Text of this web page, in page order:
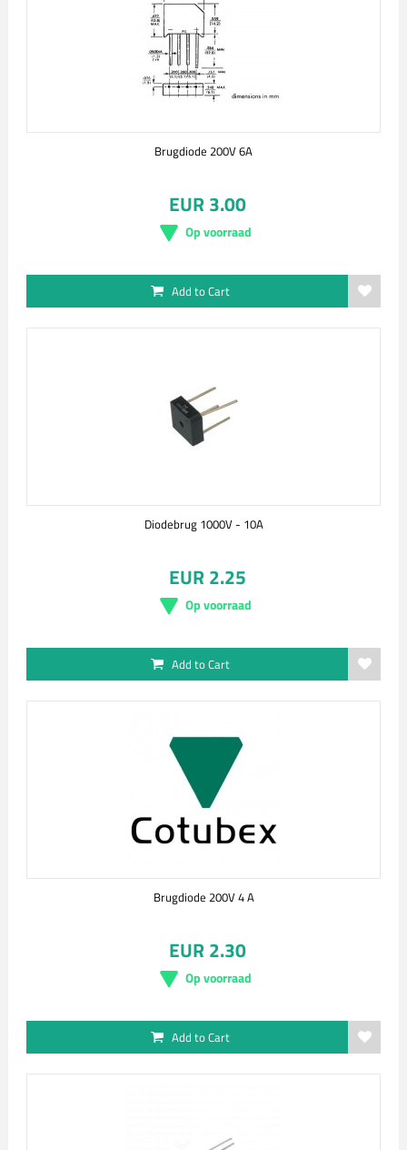
Brugdiode 200V 6A
EUR 3.00
Op voorraad
Add to Cart
Diodebrug 1000V - 10A
EUR 2.25
Op voorraad
Add to Cart
Brugdiode 200V 4 A
EUR 2.30
Op voorraad
Add to Cart